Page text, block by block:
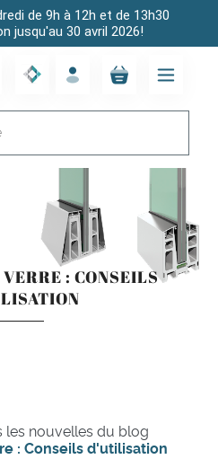
de 9h à 12h et de 13h30
jusqu'au 30 avril 2026!
: CONSEILS
les nouvelles du blog
: Conseils d'utilisation